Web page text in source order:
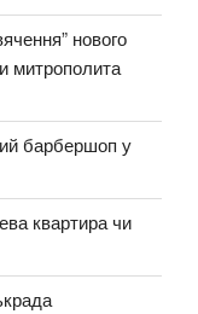
нового
митрополита
барбершоп у
квартира чи